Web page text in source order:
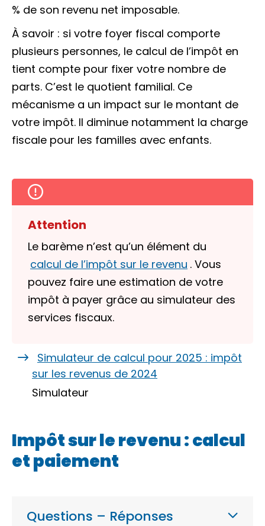
% de son revenu net imposable.
À savoir : si votre foyer fiscal comporte
plusieurs personnes, le calcul de l’impôt en
tient compte pour fixer votre nombre de
parts. C’est le quotient familial. Ce
mécanisme a un impact sur le montant de
votre impôt. Il diminue notamment la charge
fiscale pour les familles avec enfants.
Attention
Le barème n’est qu’un élément du
calcul de l’impôt sur le revenu . Vous
pouvez faire une estimation de votre
impôt à payer grâce au simulateur des
services fiscaux.
Simulateur de calcul pour 2025 : impôt
sur les revenus de 2024
Simulateur
Impôt sur le revenu : calcul
et paiement
Questions – Réponses